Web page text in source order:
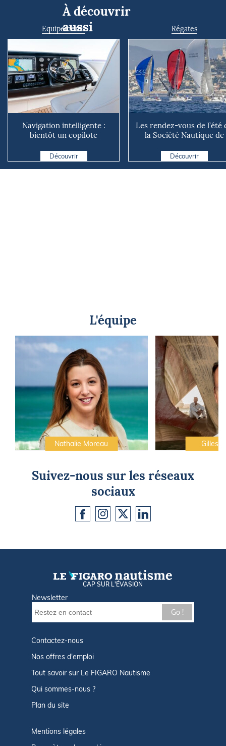
À découvrir
aussi
Equipements
Navigation intelligente :
bientôt un copilote
Découvrir
Régates
Les rendez-vous de l’été
la Société Nautique de
Découvrir
L'équipe
Nathalie Moreau Gilles
Suivez-nous sur les réseaux
sociaux
CAP SUR L'ÉVASION
Newsletter
Go !
Contactez-nous
Nos offres d'emploi
Tout savoir sur Le FIGARO Nautisme
Qui sommes-nous ?
Plan du site
Mentions légales